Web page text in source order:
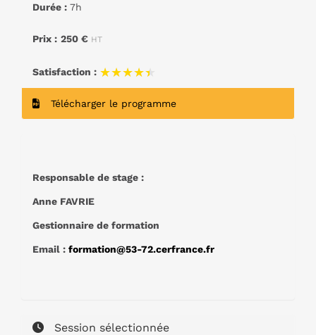
Durée : 7h
Prix : 250 € HT
Satisfaction : ★★★★★
★★★★★
Télécharger le programme
Responsable de stage :
Anne FAVRIE
Gestionnaire de formation
Email : formation@53-72.cerfrance.fr
Session sélectionnée